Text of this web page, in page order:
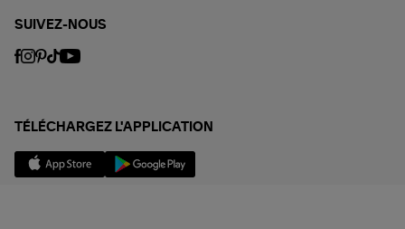
SUIVEZ-NOUS
TÉLÉCHARGEZ L'APPLICATION